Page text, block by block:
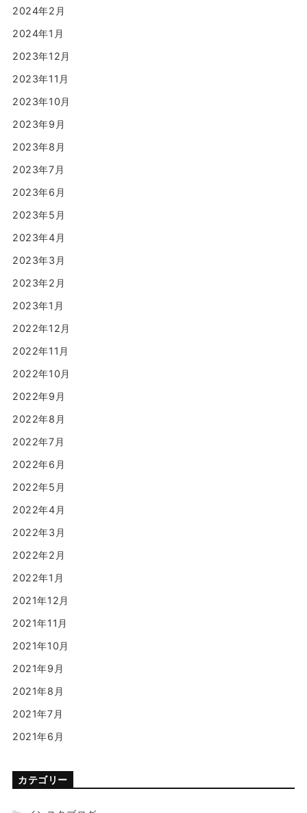
2024年2月
2024年1月
2023年12月
2023年11月
2023年10月
2023年9月
2023年8月
2023年7月
2023年6月
2023年5月
2023年4月
2023年3月
2023年2月
2023年1月
2022年12月
2022年11月
2022年10月
2022年9月
2022年8月
2022年7月
2022年6月
2022年5月
2022年4月
2022年3月
2022年2月
2022年1月
2021年12月
2021年11月
2021年10月
2021年9月
2021年8月
2021年7月
2021年6月
カテゴリー